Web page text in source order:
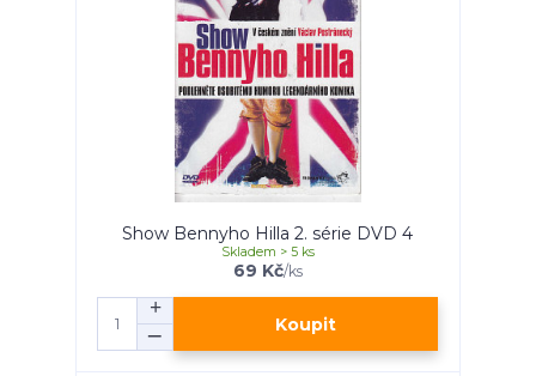
Show Bennyho Hilla 2. série DVD 4
69 Kč/ks
Skladem > 5 ks
Koupit